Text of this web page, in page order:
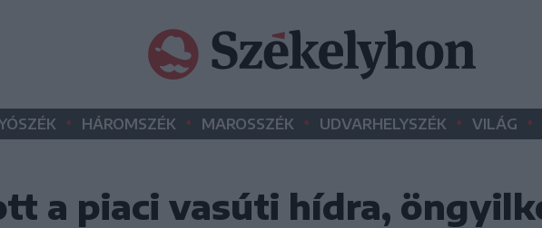
• HÁROMSZÉK • MAROSSZÉK • UDVARHELYSZÉK • VILÁG •
a piaci vasúti hídra,